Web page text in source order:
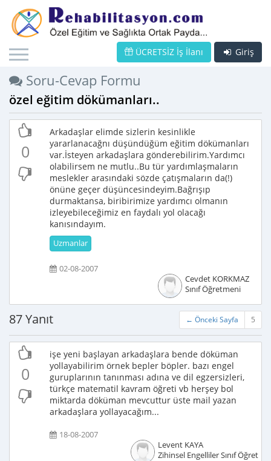
Giriş
ÜCRETSİZ İş İlanı
Soru-Cevap Formu
özel eğitim dökümanları..
0
Arkadaşlar elimde sizlerin kesinlikle
yararlanacağnı düşündüğüm eğitim dökümanları
var.İsteyen arkadaşlara gönderebilirim.Yardımcı
olabilirsem ne mutlu..Bu tür yardımlaşmaların
meslekler arasındaki sözde çatışmaların da(!)
önüne geçer düşüncesindeyim.Bağrışıp
durmaktansa, biribirimize yardımcı olmanın
izleyebileceğimiz en faydalı yol olacağı
kanısındayım.
Uzmanlar
02-08-2007
Cevdet KORKMAZ
Sınıf Öğretmeni
← Önceki Sayfa 5
87 Yanıt
0
işe yeni başlayan arkadaşlara bende döküman
yollayabilirim örnek bepler böpler. bazı engel
guruplarının tanınması adına ve dil egzersizleri,
türkçe matematil kavram öğreti vb herşey bol
miktarda döküman mevcuttur üste mail yazan
arkadaşlara yollayacağım...
18-08-2007
Levent KAYA
Zihinsel Engelliler Sınıf